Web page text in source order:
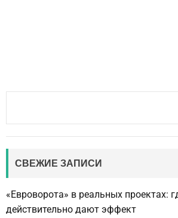
СВЕЖИЕ ЗАПИСИ
«Евроворота» в реальных проектах:
действительно дают эффект